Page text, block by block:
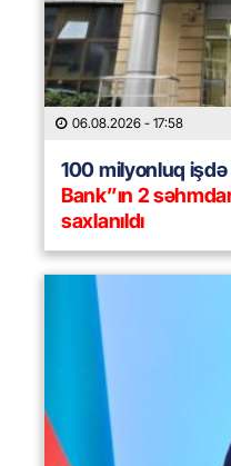
06.08.2026 - 17:58
100 milyonluq işdə
Bank”ın 2
saxlanıldı